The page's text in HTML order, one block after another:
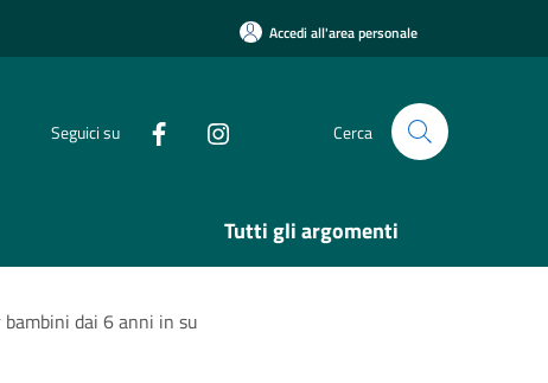
Accedi all'area personale
Seguici su Cerca
Tutti gli argomenti
dai 6 anni in su